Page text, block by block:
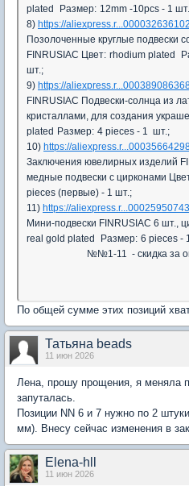
plated
Размер: 12mm -10pcs - 1
8) https://
Позолоченные круглые подвески
FINRUSIAC Цвет: rhodium plated
шт.;
9) https://
FINRUSIAC Подвески-солнца из
кристаллами, для создания
plated Размер: 4 pieces - 1 шт.;
10) https://
Заключения ювелирных изделий
медные подвески с цирконами
pieces (первые) - 1 шт.;
11) https://
Мини-подвески FINRUSIAC 6 шт.,
real gold plated
Размер: 6 pieces -
№№1-11 - скидка за опт +
По общей сумме этих позиций
Татьяна beads
11 июн 2026
Лена, прошу прощения, я меняла
запуталась.
Позиции NN 6 и 7 нужно по 2
мм). Внесу сейчас изменения в
Elena-hll
11 июн 2026